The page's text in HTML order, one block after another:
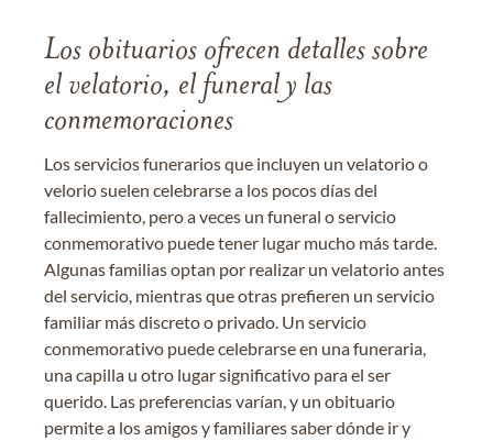
Los obituarios ofrecen detalles sobre
el velatorio, el funeral y las
conmemoraciones
Los servicios funerarios que incluyen un velatorio o
velorio suelen celebrarse a los pocos días del
fallecimiento, pero a veces un funeral o servicio
conmemorativo puede tener lugar mucho más tarde.
Algunas familias optan por realizar un velatorio antes
del servicio, mientras que otras prefieren un servicio
familiar más discreto o privado. Un servicio
conmemorativo puede celebrarse en una funeraria,
una capilla u otro lugar significativo para el ser
querido. Las preferencias varían, y un obituario
permite a los amigos y familiares saber dónde ir y